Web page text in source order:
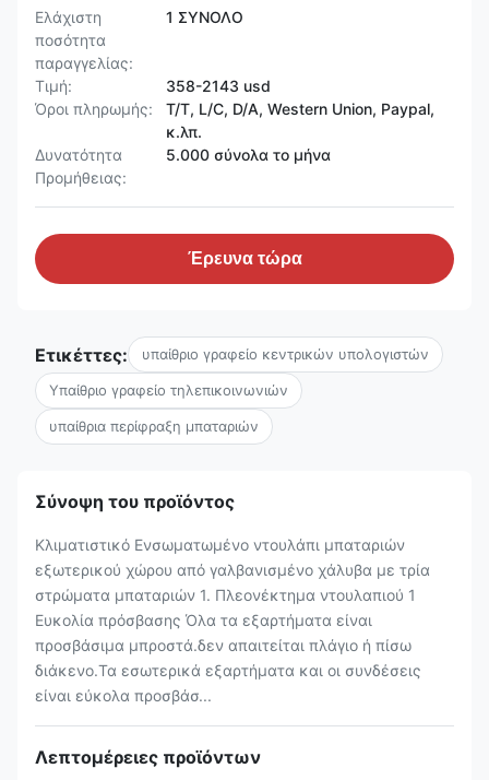
Ελάχιστη
ποσότητα
παραγγελίας:
1 ΣΥΝΟΛΟ
Τιμή:
358-2143 usd
Όροι πληρωμής:
T/T, L/C, D/A, Western Union, Paypal,
κ.λπ.
Δυνατότητα
Προμήθειας:
5.000 σύνολα το μήνα
Έρευνα τώρα
Ετικέττες: υπαίθριο γραφείο κεντρικών υπολογιστών
Υπαίθριο γραφείο τηλεπικοινωνιών
υπαίθρια περίφραξη μπαταριών
Σύνοψη του προϊόντος
Κλιματιστικό Ενσωματωμένο ντουλάπι μπαταριών
εξωτερικού χώρου από γαλβανισμένο χάλυβα με τρία
στρώματα μπαταριών 1. Πλεονέκτημα ντουλαπιού 1
Ευκολία πρόσβασης Όλα τα εξαρτήματα είναι
προσβάσιμα μπροστά.δεν απαιτείται πλάγιο ή πίσω
διάκενο.Τα εσωτερικά εξαρτήματα και οι συνδέσεις
είναι εύκολα προσβάσ...
Λεπτομέρειες προϊόντων